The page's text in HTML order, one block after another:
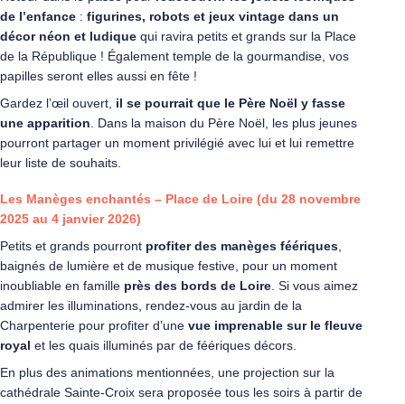
de l’enfance : figurines, robots et jeux vintage dans un
décor néon et ludique qui ravira petits et grands sur la Place
de la République ! Également temple de la gourmandise, vos
papilles seront elles aussi en fête !
Gardez l’œil ouvert, il se pourrait que le Père Noël y fasse
une apparition . Dans la maison du Père Noël, les plus jeunes
pourront partager un moment privilégié avec lui et lui remettre
leur liste de souhaits.
Les Manèges enchantés – Place de Loire (du 28 novembre
2025 au 4 janvier 2026)
Petits et grands pourront profiter des manèges féériques
baignés de lumière et de musique festive, pour un moment
inoubliable en famille près des bords de Loire . Si vous aimez
admirer les illuminations, rendez-vous au jardin de la
Charpenterie pour profiter d’une vue imprenable sur le fleuve
royal et les quais illuminés par de féériques décors.
En plus des animations mentionnées, une projection sur la
cathédrale Sainte-Croix sera proposée tous les soirs à partir de